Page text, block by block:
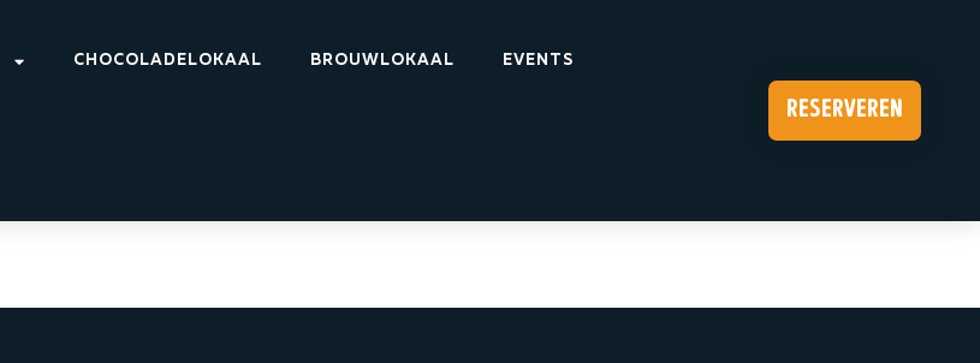
CHOCOLADELOKAAL BROUWLOKAAL EVENTS
reserveren